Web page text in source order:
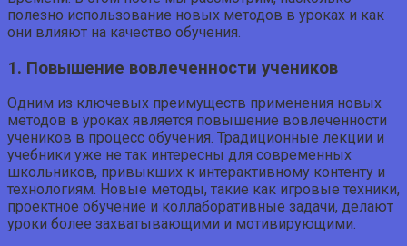
полезно использование новых методов в уроках и как
они влияют на качество обучения.
1. Повышение вовлеченности учеников
Одним из ключевых преимуществ применения новых
методов в уроках является повышение вовлеченности
учеников в процесс обучения. Традиционные лекции и
учебники уже не так интересны для современных
школьников, привыкших к интерактивному контенту и
технологиям. Новые методы, такие как игровые техники,
проектное обучение и коллаборативные задачи, делают
уроки более захватывающими и мотивирующими.